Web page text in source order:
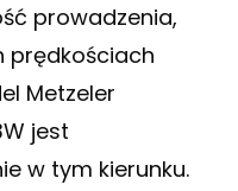
prowadzenia,
prędkościach
Metzeler
jest
w tym kierunku.